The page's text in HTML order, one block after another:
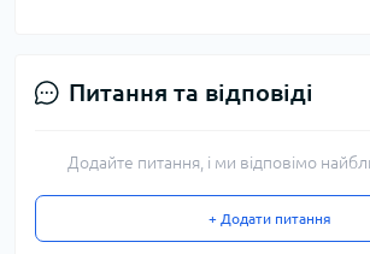
Питання та відповіді
Додайте питання, і ми відповімо
+ Додати питання